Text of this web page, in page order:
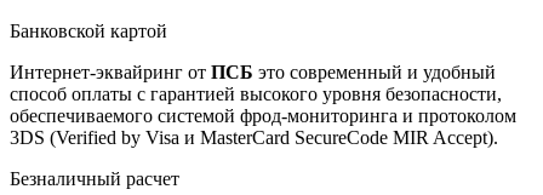
Банковской картой
Интернет-эквайринг от ПСБ это современный и удобный
способ оплаты с гарантией высокого уровня безопасности,
обеспечиваемого системой фрод-мониторинга и протоколом
3DS (Verified by Visa и MasterCard SecureCode MIR Accept).
Безналичный расчет